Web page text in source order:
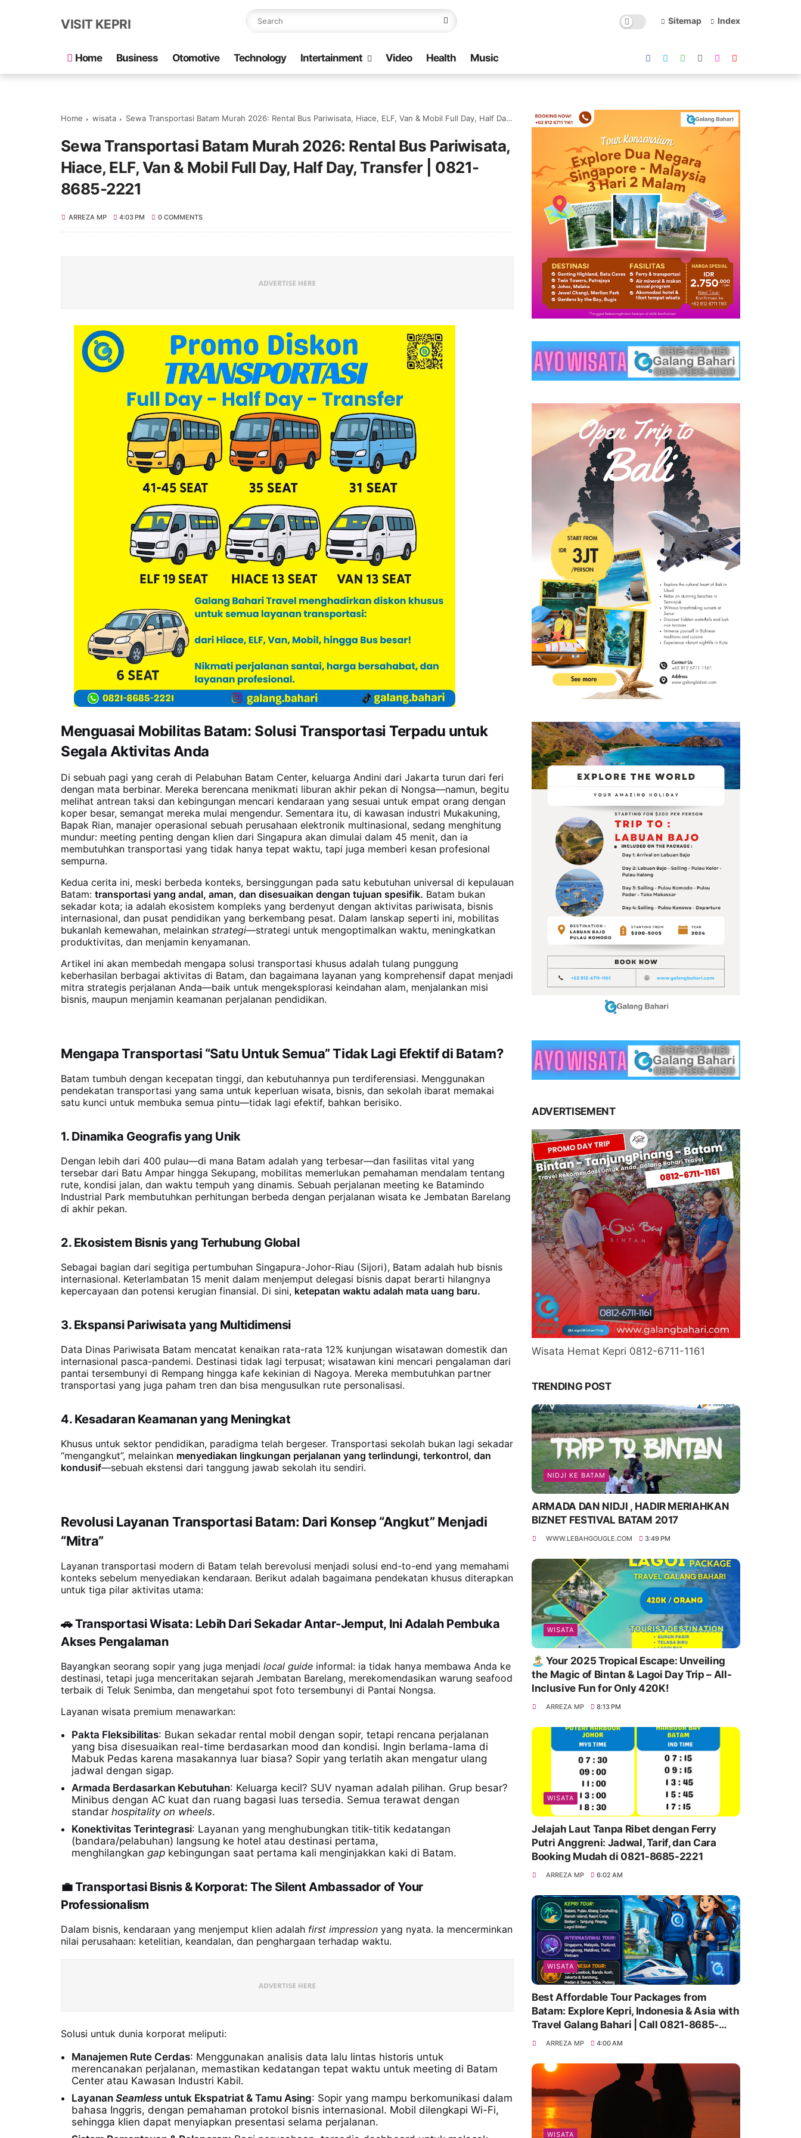
VISIT KEPRI Sitemap Index
Home Business Otomotive Technology Intertainment Video Health Music
Home wisata Sewa Transportasi Batam Murah 2026: Rental Bus Pariwisata, Hiace, ELF, Van & Mobil Full Day, Half Day, Transfer | 0821-8685-2221
Sewa Transportasi Batam Murah 2026: Rental Bus Pariwisata,
Hiace, ELF, Van & Mobil Full Day, Half Day, Transfer | 0821-
8685-2221
ARREZA MP 4:03 PM 0 COMMENTS
Menguasai Mobilitas Batam: Solusi Transportasi Terpadu untuk
Segala Aktivitas Anda
Di sebuah pagi yang cerah di Pelabuhan Batam Center, keluarga Andini dari Jakarta turun dari feri
dengan mata berbinar. Mereka berencana menikmati liburan akhir pekan di Nongsa—namun, begitu
melihat antrean taksi dan kebingungan mencari kendaraan yang sesuai untuk empat orang dengan
koper besar, semangat mereka mulai mengendur. Sementara itu, di kawasan industri Mukakuning,
Bapak Rian, manajer operasional sebuah perusahaan elektronik multinasional, sedang menghitung
mundur: meeting penting dengan klien dari Singapura akan dimulai dalam 45 menit, dan ia
membutuhkan transportasi yang tidak hanya tepat waktu, tapi juga memberi kesan profesional
sempurna.
Kedua cerita ini, meski berbeda konteks, bersinggungan pada satu kebutuhan universal di kepulauan
Batam: transportasi yang andal, aman, dan disesuaikan dengan tujuan spesifik. Batam bukan
sekadar kota; ia adalah ekosistem kompleks yang berdenyut dengan aktivitas pariwisata, bisnis
internasional, dan pusat pendidikan yang berkembang pesat. Dalam lanskap seperti ini, mobilitas
bukanlah kemewahan, melainkan strategi—strategi untuk mengoptimalkan waktu, meningkatkan
produktivitas, dan menjamin kenyamanan.
Artikel ini akan membedah mengapa solusi transportasi khusus adalah tulang punggung
keberhasilan berbagai aktivitas di Batam, dan bagaimana layanan yang komprehensif dapat menjadi
mitra strategis perjalanan Anda—baik untuk mengeksplorasi keindahan alam, menjalankan misi
bisnis, maupun menjamin keamanan perjalanan pendidikan.
Mengapa Transportasi “Satu Untuk Semua” Tidak Lagi Efektif di Batam?
Batam tumbuh dengan kecepatan tinggi, dan kebutuhannya pun terdiferensiasi. Menggunakan
pendekatan transportasi yang sama untuk keperluan wisata, bisnis, dan sekolah ibarat memakai
satu kunci untuk membuka semua pintu—tidak lagi efektif, bahkan berisiko.
1. Dinamika Geografis yang Unik
Dengan lebih dari 400 pulau—di mana Batam adalah yang terbesar—dan fasilitas vital yang
tersebar dari Batu Ampar hingga Sekupang, mobilitas memerlukan pemahaman mendalam tentang
rute, kondisi jalan, dan waktu tempuh yang dinamis. Sebuah perjalanan meeting ke Batamindo
Industrial Park membutuhkan perhitungan berbeda dengan perjalanan wisata ke Jembatan Barelang
di akhir pekan.
2. Ekosistem Bisnis yang Terhubung Global
Sebagai bagian dari segitiga pertumbuhan Singapura-Johor-Riau (Sijori), Batam adalah hub bisnis
internasional. Keterlambatan 15 menit dalam menjemput delegasi bisnis dapat berarti hilangnya
kepercayaan dan potensi kerugian finansial. Di sini, ketepatan waktu adalah mata uang baru.
3. Ekspansi Pariwisata yang Multidimensi
Data Dinas Pariwisata Batam mencatat kenaikan rata-rata 12% kunjungan wisatawan domestik dan
internasional pasca-pandemi. Destinasi tidak lagi terpusat; wisatawan kini mencari pengalaman dari
pantai tersembunyi di Rempang hingga kafe kekinian di Nagoya. Mereka membutuhkan partner
transportasi yang juga paham tren dan bisa mengusulkan rute personalisasi.
4. Kesadaran Keamanan yang Meningkat
Khusus untuk sektor pendidikan, paradigma telah bergeser. Transportasi sekolah bukan lagi sekadar
“mengangkut”, melainkan menyediakan lingkungan perjalanan yang terlindungi, terkontrol, dan
kondusif—sebuah ekstensi dari tanggung jawab sekolah itu sendiri.
Revolusi Layanan Transportasi Batam: Dari Konsep “Angkut” Menjadi
“Mitra”
Layanan transportasi modern di Batam telah berevolusi menjadi solusi end-to-end yang memahami
konteks sebelum menyediakan kendaraan. Berikut adalah bagaimana pendekatan khusus diterapkan
untuk tiga pilar aktivitas utama:
🚗Transportasi Wisata: Lebih Dari Sekadar Antar-Jemput, Ini Adalah Pembuka
Akses Pengalaman
Bayangkan seorang sopir yang juga menjadi local guide informal: ia tidak hanya membawa Anda ke
destinasi, tetapi juga menceritakan sejarah Jembatan Barelang, merekomendasikan warung seafood
terbaik di Teluk Senimba, dan mengetahui spot foto tersembunyi di Pantai Nongsa.
Layanan wisata premium menawarkan:
Pakta Fleksibilitas: Bukan sekadar rental mobil dengan sopir, tetapi rencana perjalanan
yang bisa disesuaikan real-time berdasarkan mood dan kondisi. Ingin berlama-lama di
Mabuk Pedas karena masakannya luar biasa? Sopir yang terlatih akan mengatur ulang
jadwal dengan sigap.
Armada Berdasarkan Kebutuhan: Keluarga kecil? SUV nyaman adalah pilihan. Grup besar?
Minibus dengan AC kuat dan ruang bagasi luas tersedia. Semua terawat dengan
standar hospitality on wheels.
Konektivitas Terintegrasi: Layanan yang menghubungkan titik-titik kedatangan
(bandara/pelabuhan) langsung ke hotel atau destinasi pertama,
menghilangkan gap kebingungan saat pertama kali menginjakkan kaki di Batam.
💼Transportasi Bisnis & Korporat: The Silent Ambassador of Your
Professionalism
Dalam bisnis, kendaraan yang menjemput klien adalah first impression yang nyata. Ia mencerminkan
nilai perusahaan: ketelitian, keandalan, dan penghargaan terhadap waktu.
Solusi untuk dunia korporat meliputi:
Manajemen Rute Cerdas: Menggunakan analisis data lalu lintas historis untuk
merencanakan perjalanan, memastikan kedatangan tepat waktu untuk meeting di Batam
Center atau Kawasan Industri Kabil.
Layanan Seamless untuk Ekspatriat & Tamu Asing: Sopir yang mampu berkomunikasi dalam
bahasa Inggris, dengan pemahaman protokol bisnis internasional. Mobil dilengkapi Wi-Fi,
sehingga klien dapat menyiapkan presentasi selama perjalanan.
ADVERTISEMENT
Wisata Hemat Kepri 0812-6711-1161
TRENDING POST
NIDJI KE BATAM
ARMADA DAN NIDJI , HADIR MERIAHKAN
BIZNET FESTIVAL BATAM 2017
WWW.LEBAHGOUGLE.COM 3:49 PM
WISATA
🏝️ Your 2025 Tropical Escape: Unveiling
the Magic of Bintan & Lagoi Day Trip – All-
Inclusive Fun for Only 420K!
ARREZA MP 8:13 PM
WISATA
Jelajah Laut Tanpa Ribet dengan Ferry
Putri Anggreni: Jadwal, Tarif, dan Cara
Booking Mudah di 0821-8685-2221
ARREZA MP 6:02 AM
WISATA
Best Affordable Tour Packages from
Batam: Explore Kepri, Indonesia & Asia with
Travel Galang Bahari | Call 0821-8685-
2221ARREZA MP 4:00 AM
WISATA